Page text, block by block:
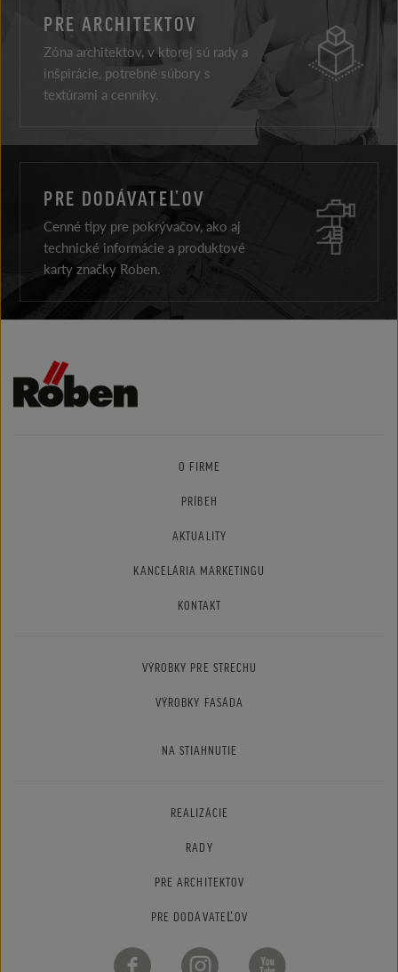
PRE ARCHITEKTOV
Zóna architektov, v ktorej sú rady a
inšpirácie, potrebné súbory s
textúrami a cenníky.
PRE DODÁVATEĽOV
Cenné tipy pre pokrývačov, ako aj
technické informácie a produktové
karty značky Roben.
O FIRME
PRÍBEH
AKTUALITY
KANCELÁRIA MARKETINGU
KONTAKT
VÝROBKY PRE STRECHU
VÝROBKY FASÁDA
NA STIAHNUTIE
REALIZÁCIE
RADY
PRE ARCHITEKTOV
PRE DODÁVATEĽOV